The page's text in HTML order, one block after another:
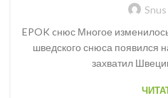
Snus
EPOK cнюс Многое
шведского снюса появился
захватил